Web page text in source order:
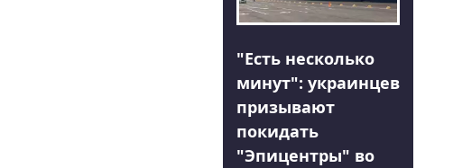
"Есть несколько
минут": украинцев
призывают
покидать
"Эпицентры" во